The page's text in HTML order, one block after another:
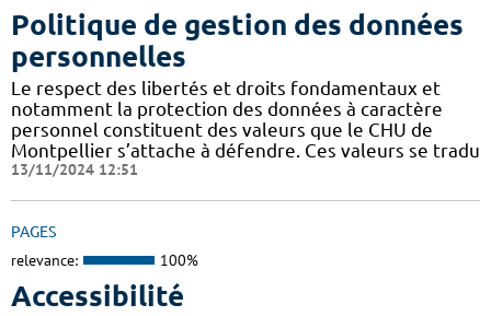
Politique de gestion des données
personnelles
Le respect des libertés et droits fondamentaux et
notamment la protection des données à caractère
personnel constituent des valeurs que le CHU de
Montpellier s’attache à défendre. Ces valeurs se tradu
13/11/2024 12:51
PAGES
relevance: 100%
Accessibilité